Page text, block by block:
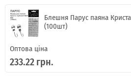
Блешня Парус паяна
(100шт)
Оптова ціна
233.22 грн.